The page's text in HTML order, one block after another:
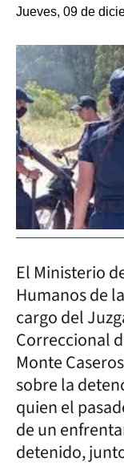
Jueves, 09 de
El Ministerio
Humanos de
cargo del
Correccional
Monte
sobre la
quien el
de un
detenido,